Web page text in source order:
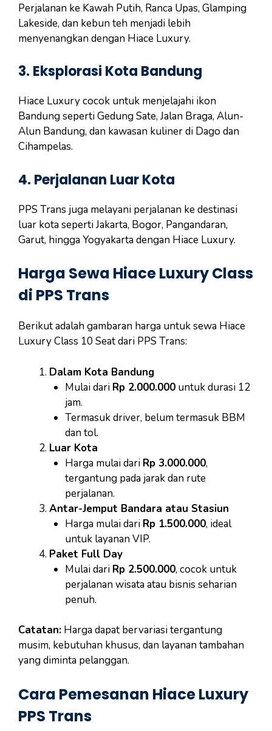
Perjalanan ke Kawah Putih, Ranca Upas, Glamping
Lakeside, dan kebun teh menjadi lebih
menyenangkan dengan Hiace Luxury.
3. Eksplorasi Kota Bandung
Hiace Luxury cocok untuk menjelajahi ikon
Bandung seperti Gedung Sate, Jalan Braga, Alun-
Alun Bandung, dan kawasan kuliner di Dago dan
Cihampelas.
4. Perjalanan Luar Kota
PPS Trans juga melayani perjalanan ke destinasi
luar kota seperti Jakarta, Bogor, Pangandaran,
Garut, hingga Yogyakarta dengan Hiace Luxury.
Harga Sewa Hiace Luxury Class
di PPS Trans
Berikut adalah gambaran harga untuk sewa Hiace
Luxury Class 10 Seat dari PPS Trans:
Dalam Kota Bandung
Mulai dari Rp 2.000.000untuk durasi 12
jam.
Termasuk driver, belum termasuk BBM
dan tol.
Luar Kota
Harga mulai dari Rp 3.000.000,
tergantung pada jarak dan rute
perjalanan.
Antar-Jemput Bandara atau Stasiun
Harga mulai dari Rp 1.500.000, ideal
untuk layanan VIP.
Paket Full Day
Mulai dari Rp 2.500.000, cocok untuk
perjalanan wisata atau bisnis seharian
penuh.
Catatan: Harga dapat bervariasi tergantung
musim, kebutuhan khusus, dan layanan tambahan
yang diminta pelanggan.
Cara Pemesanan Hiace Luxury
PPS Trans